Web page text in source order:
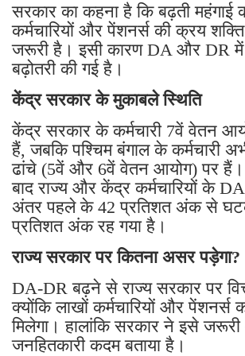
सरकार का कहना है कि बढ़ती महंगाई
कर्मचारियों और पेंशनर्स की क्रय
जरूरी है। इसी कारण DA और DR में
बढ़ोतरी की गई है।
केंद्र सरकार के मुकाबले स्थिति
केंद्र सरकार के कर्मचारी 7वें वेतन
हैं, जबकि पश्चिम बंगाल के कर्मचारी
ढांचे (5वें और 6वें वेतन आयोग) पर हैं।
बाद राज्य और केंद्र कर्मचारियों के
अंतर पहले के 42 प्रतिशत अंक से
प्रतिशत अंक रह गया है।
राज्य सरकार पर कितना असर पड़ेगा?
DA-DR बढ़ने से राज्य सरकार पर
क्योंकि लाखों कर्मचारियों और पेंशनर्स
मिलेगा। हालांकि सरकार ने इसे
जनहितकारी कदम बताया है।